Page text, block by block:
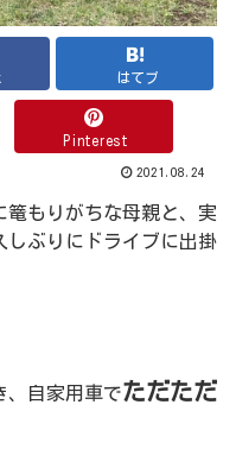
はてブ
Pinterest
2021.08.24
篭もりがちな母親と、実
しぶりにドライブに出掛
、自家用車でただただ